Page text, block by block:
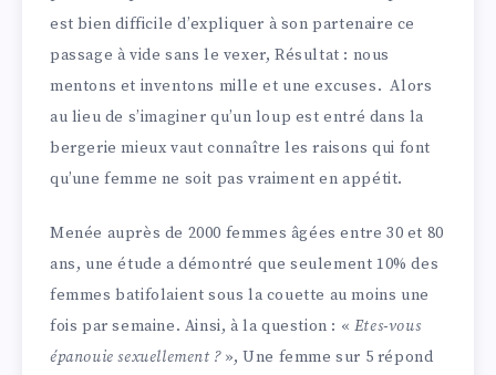
est bien difficile d’expliquer à son partenaire ce
passage à vide sans le vexer, Résultat : nous
mentons et inventons mille et une excuses. Alors
au lieu de s’imaginer qu’un loup est entré dans la
bergerie mieux vaut connaître les raisons qui font
qu’une femme ne soit pas vraiment en appétit.
Menée auprès de 2000 femmes âgées entre 30 et 80
ans, une étude a démontré que seulement 10% des
femmes batifolaient sous la couette au moins une
fois par semaine. Ainsi, à la question : « Etes-vous
épanouie sexuellement ?», Une femme sur 5 répond